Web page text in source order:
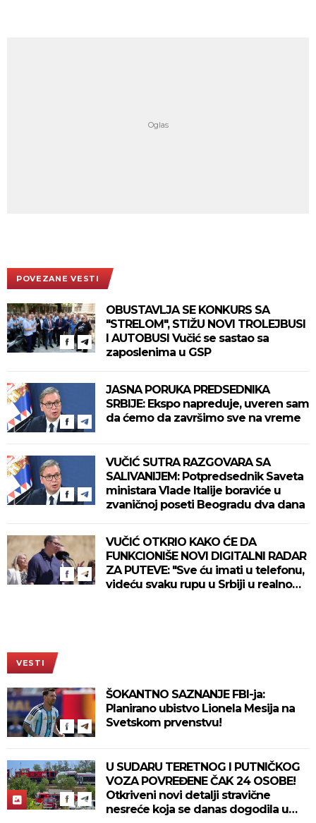
POVEZANE VESTI
OBUSTAVLJA SE KONKURS SA
"STRELOM", STIŽU NOVI TROLEJBUSI
I AUTOBUSI Vučić se sastao sa
zaposlenima u GSP
JASNA PORUKA PREDSEDNIKA
SRBIJE: Ekspo napreduje, uveren sam
da ćemo da završimo sve na vreme
VUČIĆ SUTRA RAZGOVARA SA
SALIVANIJEM: Potpredsednik Saveta
ministara Vlade Italije boraviće u
zvaničnoj poseti Beogradu dva dana
VUČIĆ OTKRIO KAKO ĆE DA
FUNKCIONIŠE NOVI DIGITALNI RADAR
ZA PUTEVE: "Sve ću imati u telefonu,
videću svaku rupu u Srbiji u realnom
VESTI
ŠOKANTNO SAZNANJE FBI-ja:
Planirano ubistvo Lionela Mesija na
Svetskom prvenstvu!
U SUDARU TERETNOG I PUTNIČKOG
VOZA POVREĐENE ČAK 24 OSOBE!
Otkriveni novi detalji stravične
nesreće koja se danas dogodila u